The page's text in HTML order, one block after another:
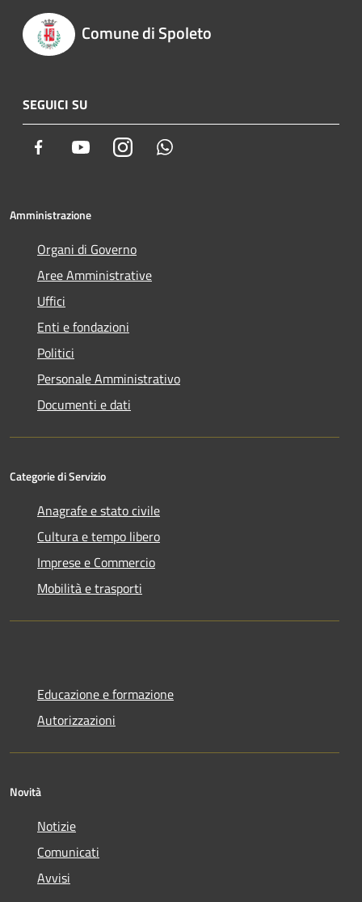
Comune di Spoleto
SEGUICI SU
Facebook YoutubeInstagram
Amministrazione
Organi di Governo
Aree Amministrative
Uffici
Enti e fondazioni
Politici
Personale Amministrativo
Documenti e dati
Categorie di Servizio
Anagrafe e stato civile
Cultura e tempo libero
Imprese e Commercio
Mobilità e trasporti
Educazione e formazione
Autorizzazioni
Novità
Notizie
Comunicati
Avvisi